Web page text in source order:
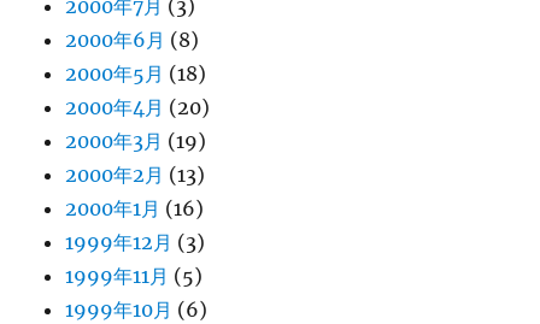
2000年7月 (3)
2000年6月 (8)
2000年5月 (18)
2000年4月 (20)
2000年3月 (19)
2000年2月 (13)
2000年1月 (16)
1999年12月 (3)
1999年11月 (5)
1999年10月 (6)